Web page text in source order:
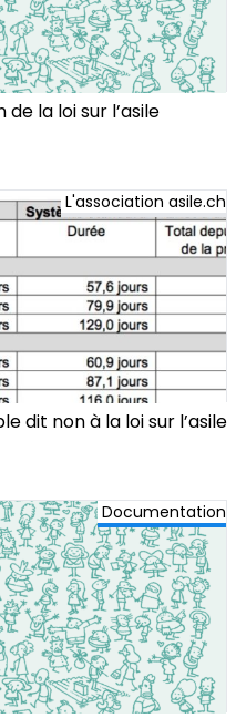
la loi sur l’asile
L'association asile.ch
dit non à la loi sur l’asile
Documentation